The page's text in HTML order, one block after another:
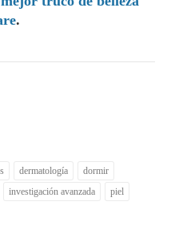
.
dermatología
dormir
investigación avanzada
piel